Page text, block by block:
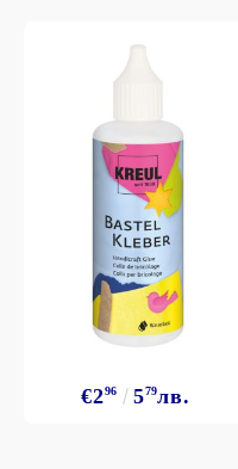
€296 579лв.